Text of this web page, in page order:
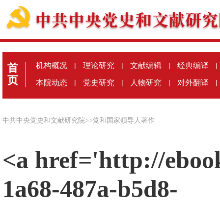
首
页
机构概况 | 理论研究 | 文献编辑 | 经典编译 |
本院动态 | 党史研究 | 人物研究 | 对外翻译 |
中共中央党史和文献研究院>>党和国家领导人著作
<a href='http://
1a68-487a-b5d8-